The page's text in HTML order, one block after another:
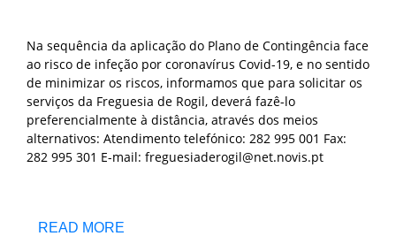
Na sequência da aplicação do Plano de Contingência face
ao risco de infeção por coronavírus Covid-19, e no sentido
de minimizar os riscos, informamos que para solicitar os
serviços da Freguesia de Rogil, deverá fazê-lo
preferencialmente à distância, através dos meios
alternativos: Atendimento telefónico: 282 995 001 Fax:
282 995 301 E-mail: freguesiaderogil@net.novis.pt
READ MORE